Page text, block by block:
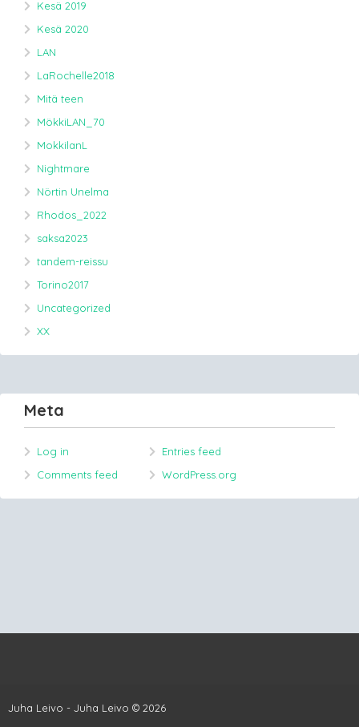
Kesä 2019
Kesä 2020
LAN
LaRochelle2018
Mitä teen
MökkiLAN_70
MokkilanL
Nightmare
Nörtin Unelma
Rhodos_2022
saksa2023
tandem-reissu
Torino2017
Uncategorized
XX
Meta
Log in
Entries feed
Comments feed
WordPress.org
Juha Leivo - Juha Leivo © 2026